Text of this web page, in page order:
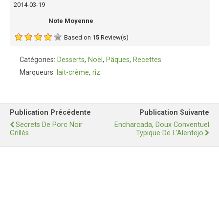
2014-03-19
Note Moyenne
Based on 15 Review(s)
Catégories: Desserts, Noël , Pâques, Recettes
Marqueurs: lait-crème, riz
Publication Précédente
Secrets De Porc Noir
Grillés
Publication Suivante
Encharcada, Doux Conventuel
Typique De L'Alentejo